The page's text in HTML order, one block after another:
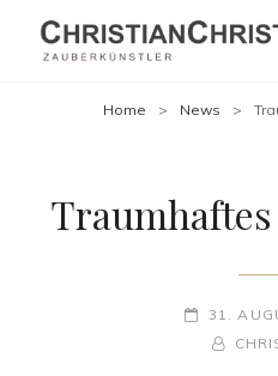
Home > News >
POSTED-
31.
BY
BYLINE